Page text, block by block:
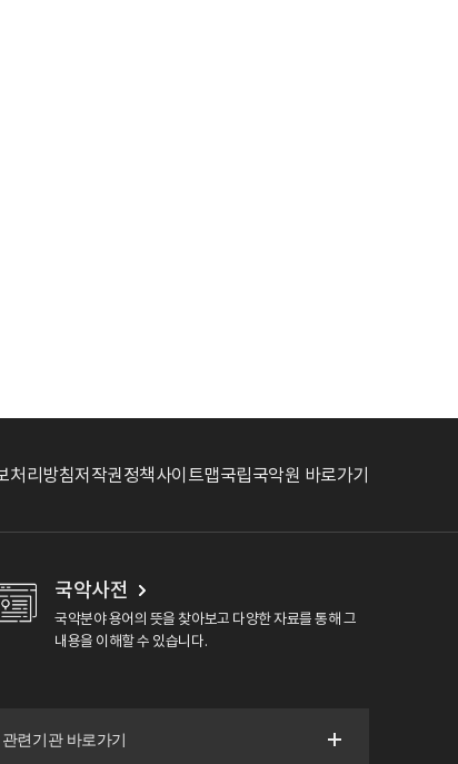
처리방침저작권정책사이트맵국립국악원 바로가기
국악사전
국악분야 용어의 뜻을 찾아보고 다양한 자료를 통해 그
내용을 이해할 수 있습니다.